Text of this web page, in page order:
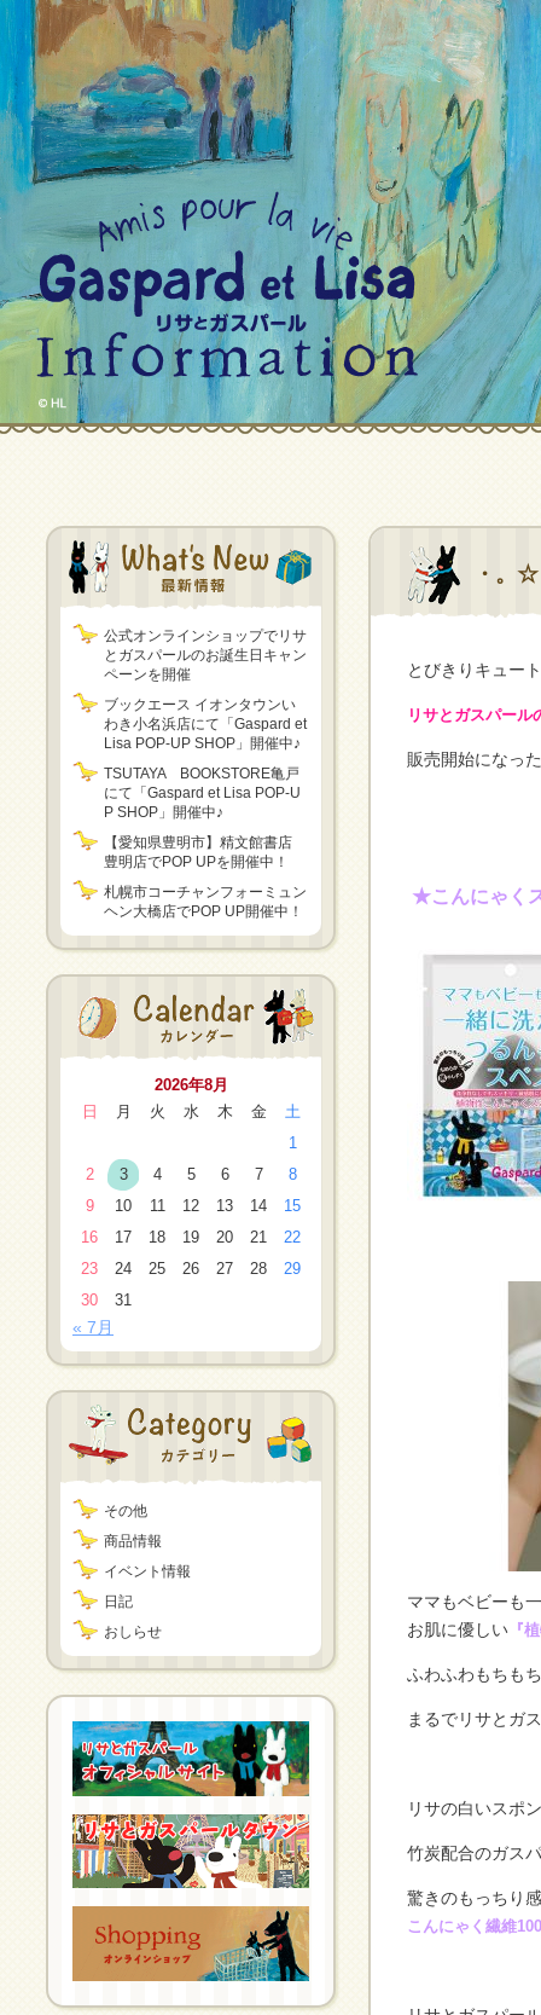
公式オンラインショップでリサ
とガスパールのお誕生日キャン
ペーンを開催
ブックエース イオンタウンい
わき小名浜店にて「Gaspard et
Lisa POP-UP SHOP」開催中♪
TSUTAYA BOOKSTORE亀戸
にて「Gaspard et Lisa POP-U
P SHOP」開催中♪
【愛知県豊明市】精文館書店
豊明店でPOP UPを開催中！
札幌市コーチャンフォーミュン
ヘン大橋店でPOP UP開催中！
2026年8月
日
月 火 水 木 金
土
1
2
3 4 5 6 7
8
9
10 11 12 13 14
15
16
17 18 19 20 21
22
23
24 25 26 27 28
29
30
31
« 7月
その他
商品情報
イベント情報
日記
おしらせ
・。
とびきりキュー
リサとガスパール
販売開始になっ
★こんにゃく
ママもベビーも
お肌に優しい 『
ふわふわもちも
まるでリサとガ
リサの白いスポ
竹炭配合のガス
驚きのもっちり
こんにゃく繊維